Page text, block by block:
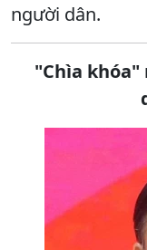
người dân.
"Chìa